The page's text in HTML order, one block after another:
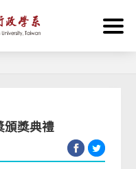
頒獎典禮